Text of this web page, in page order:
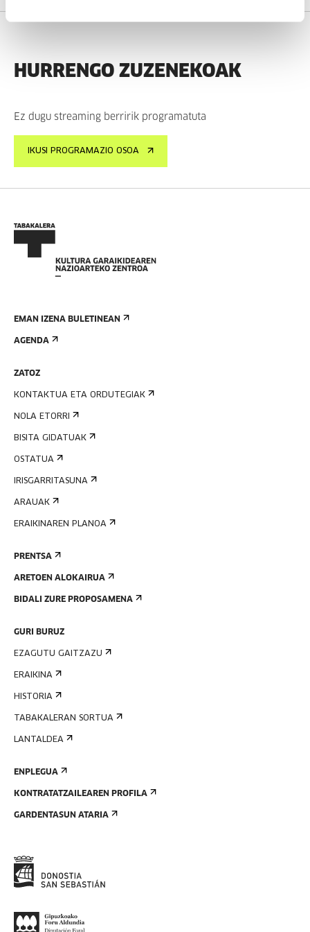
HURRENGO ZUZENEKOAK
Ez dugu streaming berririk programatuta
IKUSI PROGRAMAZIO OSOA
EMAN IZENA BULETINEAN
AGENDA
ZATOZ
KONTAKTUA ETA ORDUTEGIAK
NOLA ETORRI
BISITA GIDATUAK
OSTATUA
IRISGARRITASUNA
ARAUAK
ERAIKINAREN PLANOA
PRENTSA
ARETOEN ALOKAIRUA
BIDALI ZURE PROPOSAMENA
GURI BURUZ
EZAGUTU GAITZAZU
ERAIKINA
HISTORIA
TABAKALERAN SORTUA
LANTALDEA
ENPLEGUA
KONTRATATZAILEAREN PROFILA
GARDENTASUN ATARIA